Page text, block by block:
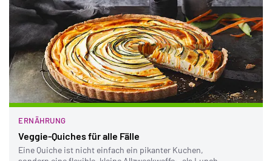
ERNÄHRUNG
Veggie-Quiches für alle Fälle
Eine Quiche ist nicht einfach ein pikanter Kuchen,